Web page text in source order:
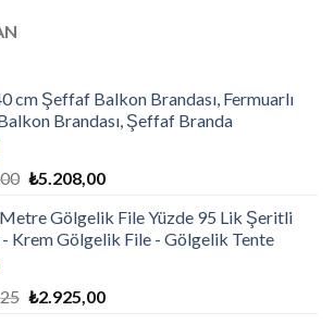
cm Şeffaf Balkon Brandası, Fermuarlı
Brandası, Şeffaf Branda
Orijinal
₺6.510,00.
₺5.208,00Şu
fiyat:
₺5.208,00.
Gölgelik File Yüzde 95 Lik Şeritli
- Krem Gölgelik File - Gölgelik Tente
Orijinal
₺2.925,00Şu